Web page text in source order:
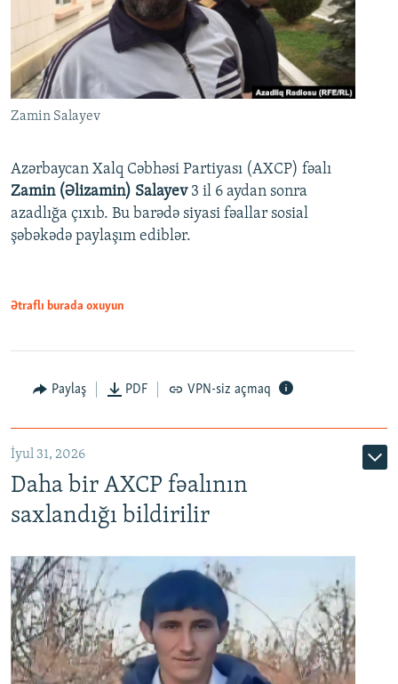
Zamin Salayev
Azərbaycan Xalq Cəbhəsi Partiyası (AXCP) fəalı
Zamin (Əlizamin) Salayev 3 il 6 aydan sonra
azadlığa çıxıb. Bu barədə siyasi fəallar sosial
şəbəkədə paylaşım ediblər.
Ətraflı burada oxuyun
Paylaş PDF VPN-siz açmaq
İyul 31, 2026
Daha bir AXCP fəalının
saxlandığı bildirilir